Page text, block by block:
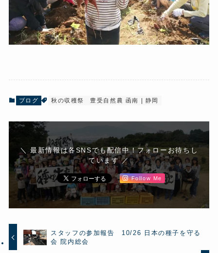
ブログ 秋の収穫祭 豊受自然農 函南 | 静岡
＼ 最新情報は各SNSでも配信中！フォローお待ちし
ています ／
Follow Me
スタッフの参加報告 10/26 日本の種子を守る
会 院内総会